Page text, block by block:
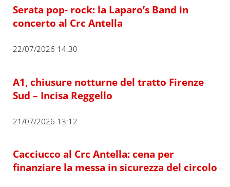
Serata pop- rock: la Laparo’s Band in
concerto al Crc Antella
22/07/2026 14:30
A1, chiusure notturne del tratto Firenze
Sud – Incisa Reggello
21/07/2026 13:12
Cacciucco al Crc Antella: cena per
finanziare la messa in sicurezza del circolo